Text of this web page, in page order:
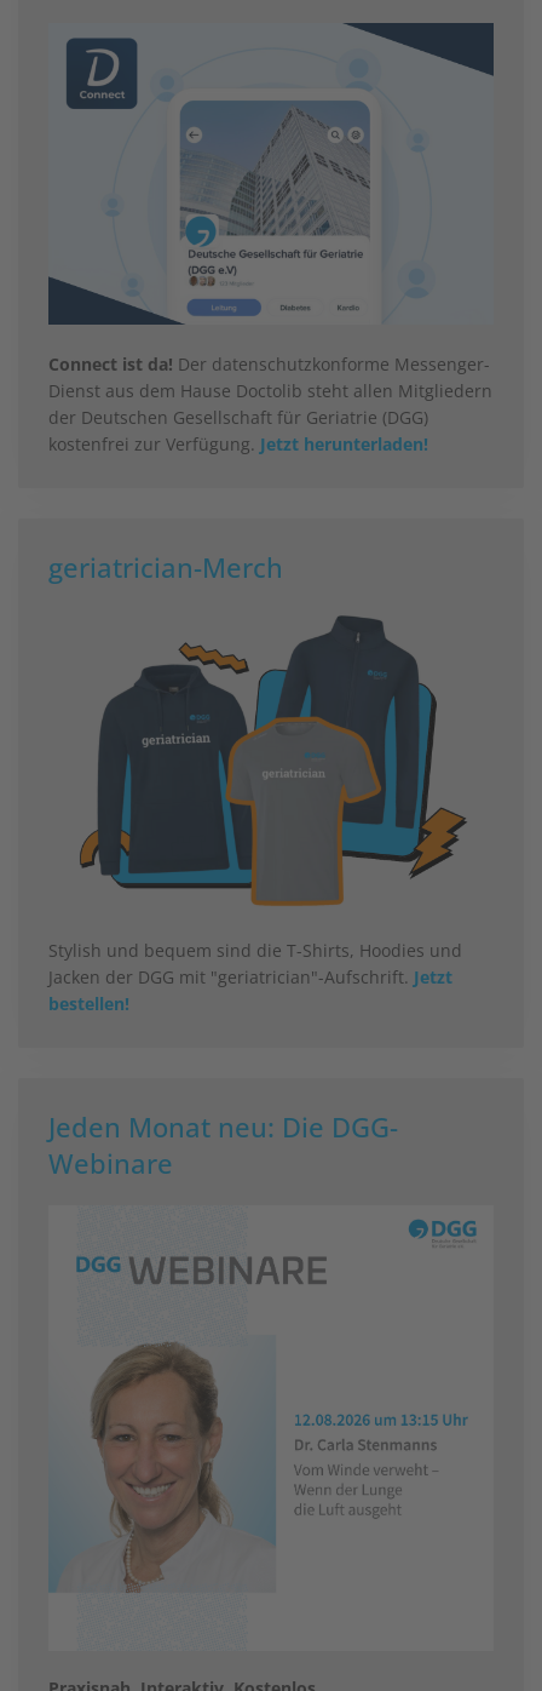
Connect ist da! Der datenschutzkonforme Messenger-
Dienst aus dem Hause Doctolib steht allen Mitgliedern
der Deutschen Gesellschaft für Geriatrie (DGG)
kostenfrei zur Verfügung. Jetzt herunterladen!
geriatrician-Merch
Stylish und bequem sind die T-Shirts, Hoodies und
Jacken der DGG mit "geriatrician"-Aufschrift. Jetzt
bestellen!
Jeden Monat neu: Die DGG-
Webinare